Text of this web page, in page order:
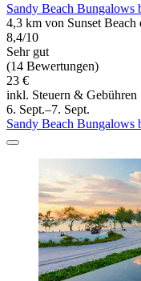
Sandy Beach Bungalows
4,3 km von Sunset Beach
8,4/10
Sehr gut
(14 Bewertungen)
23 €
inkl. Steuern & Gebühren
6. Sept.–7. Sept.
Sandy Beach Bungalows